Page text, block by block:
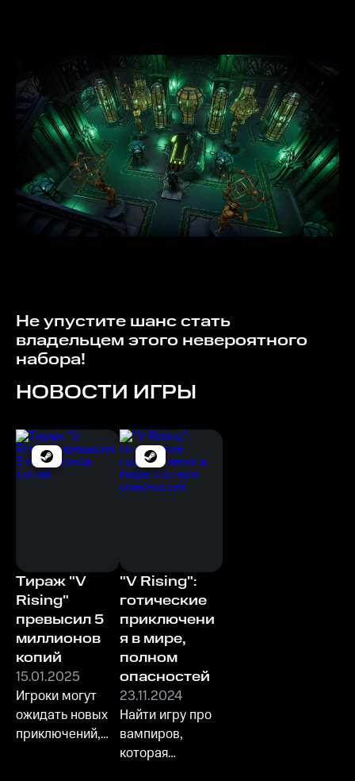
Не упустите шанс стать
владельцем этого невероятного
набора!
НОВОСТИ ИГРЫ
Тираж "V
Rising"
превысил 5
миллионов
копий
15.01.2025
Игроки могут
ожидать новых
приключений,
"V Rising":
готические
приключени
я в мире,
полном
опасностей
23.11.2024
Найти игру про
вампиров,
которая